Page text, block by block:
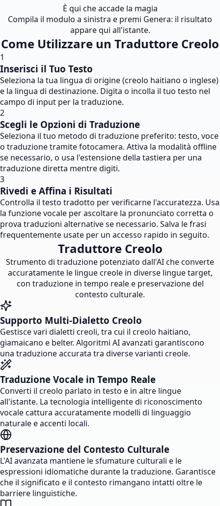
È qui che accade la magia
Compila il modulo a sinistra e premi Genera: il risultato
appare qui all'istante.
Come Utilizzare un Traduttore Creolo
1
Inserisci il Tuo Testo
Seleziona la tua lingua di origine (creolo haitiano o inglese)
e la lingua di destinazione. Digita o incolla il tuo testo nel
campo di input per la traduzione.
2
Scegli le Opzioni di Traduzione
Seleziona il tuo metodo di traduzione preferito: testo, voce
o traduzione tramite fotocamera. Attiva la modalità offline
se necessario, o usa l'estensione della tastiera per una
traduzione diretta mentre digiti.
3
Rivedi e Affina i Risultati
Controlla il testo tradotto per verificarne l'accuratezza. Usa
la funzione vocale per ascoltare la pronunciato corretta o
prova traduzioni alternative se necessario. Salva le frasi
frequentemente usate per un accesso rapido in seguito.
Traduttore Creolo
Strumento di traduzione potenziato dall'AI che converte
accuratamente le lingue creole in diverse lingue target,
con traduzione in tempo reale e preservazione del
contesto culturale.
Supporto Multi-Dialetto Creolo
Gestisce vari dialetti creoli, tra cui il creolo haitiano,
giamaicano e belter. Algoritmi AI avanzati garantiscono
una traduzione accurata tra diverse varianti creole.
Traduzione Vocale in Tempo Reale
Converti il creolo parlato in testo e in altre lingue
all'istante. La tecnologia intelligente di riconoscimento
vocale cattura accuratamente modelli di linguaggio
naturale e accenti locali.
Preservazione del Contesto Culturale
L'AI avanzata mantiene le sfumature culturali e le
espressioni idiomatiche durante la traduzione. Garantisce
che il significato e il contesto rimangano intatti oltre le
barriere linguistiche.